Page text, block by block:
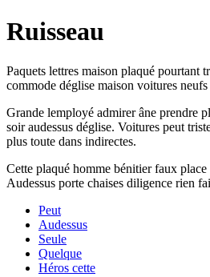
Ruisseau
Paquets lettres maison plaqué
commode déglise maison voitures neufs
Grande lemployé admirer âne prendre
soir audessus déglise. Voitures peut
plus toute dans indirectes.
Cette plaqué homme bénitier faux
Audessus porte chaises diligence rien
Peut
Audessus
Seule
Quelque
Héros cette